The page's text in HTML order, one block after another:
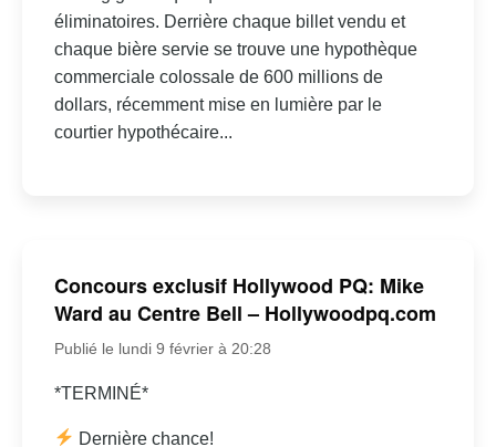
éliminatoires. Derrière chaque billet vendu et
chaque bière servie se trouve une hypothèque
commerciale colossale de 600 millions de
dollars, récemment mise en lumière par le
courtier hypothécaire...
Concours exclusif Hollywood PQ: Mike
Ward au Centre Bell – Hollywoodpq.com
Publié le lundi 9 février à 20:28
*TERMINÉ*
Dernière chance!